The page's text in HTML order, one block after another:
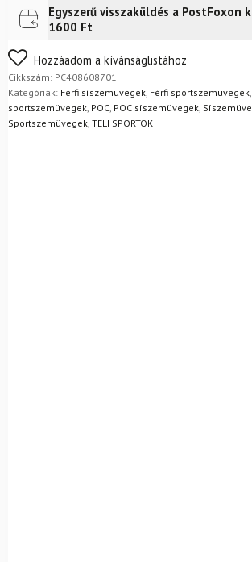
mennyiség
Futár a címreIngyenes
FoxPost
Egyszerű visszaküldés a PostFoxon
1600 Ft
Nem biztos a választásában? Semmi gond –
egyszerűen visszaküldheti 14 napon belül,
Mik a visszaküldés feltételei?
Hozzáadom a kívánságlistához
Cikkszám: PC408608701
Kategóriák: Férfi síszemüvegek Férfi sportszemüvegek
sportszemüvegek POC POC síszemüvegek
Sportszemüvegek TÉLI SPORTOK